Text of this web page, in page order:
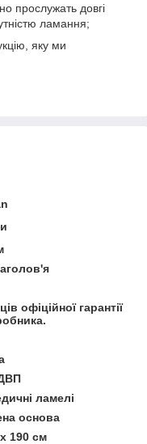
прослужать довгі
ламання;
яку ми
офіційної гарантії
ламелі
основа
190 см